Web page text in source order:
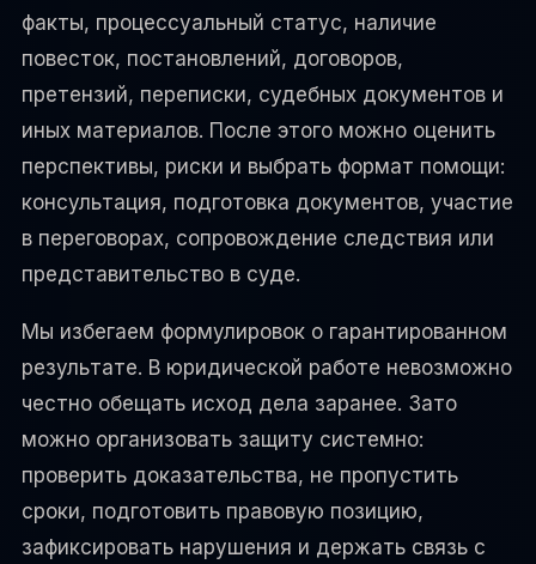
факты, процессуальный статус, наличие
повесток, постановлений, договоров,
претензий, переписки, судебных документов и
иных материалов. После этого можно оценить
перспективы, риски и выбрать формат помощи:
консультация, подготовка документов, участие
в переговорах, сопровождение следствия или
представительство в суде.
Мы избегаем формулировок о гарантированном
результате. В юридической работе невозможно
честно обещать исход дела заранее. Зато
можно организовать защиту системно:
проверить доказательства, не пропустить
сроки, подготовить правовую позицию,
зафиксировать нарушения и держать связь с